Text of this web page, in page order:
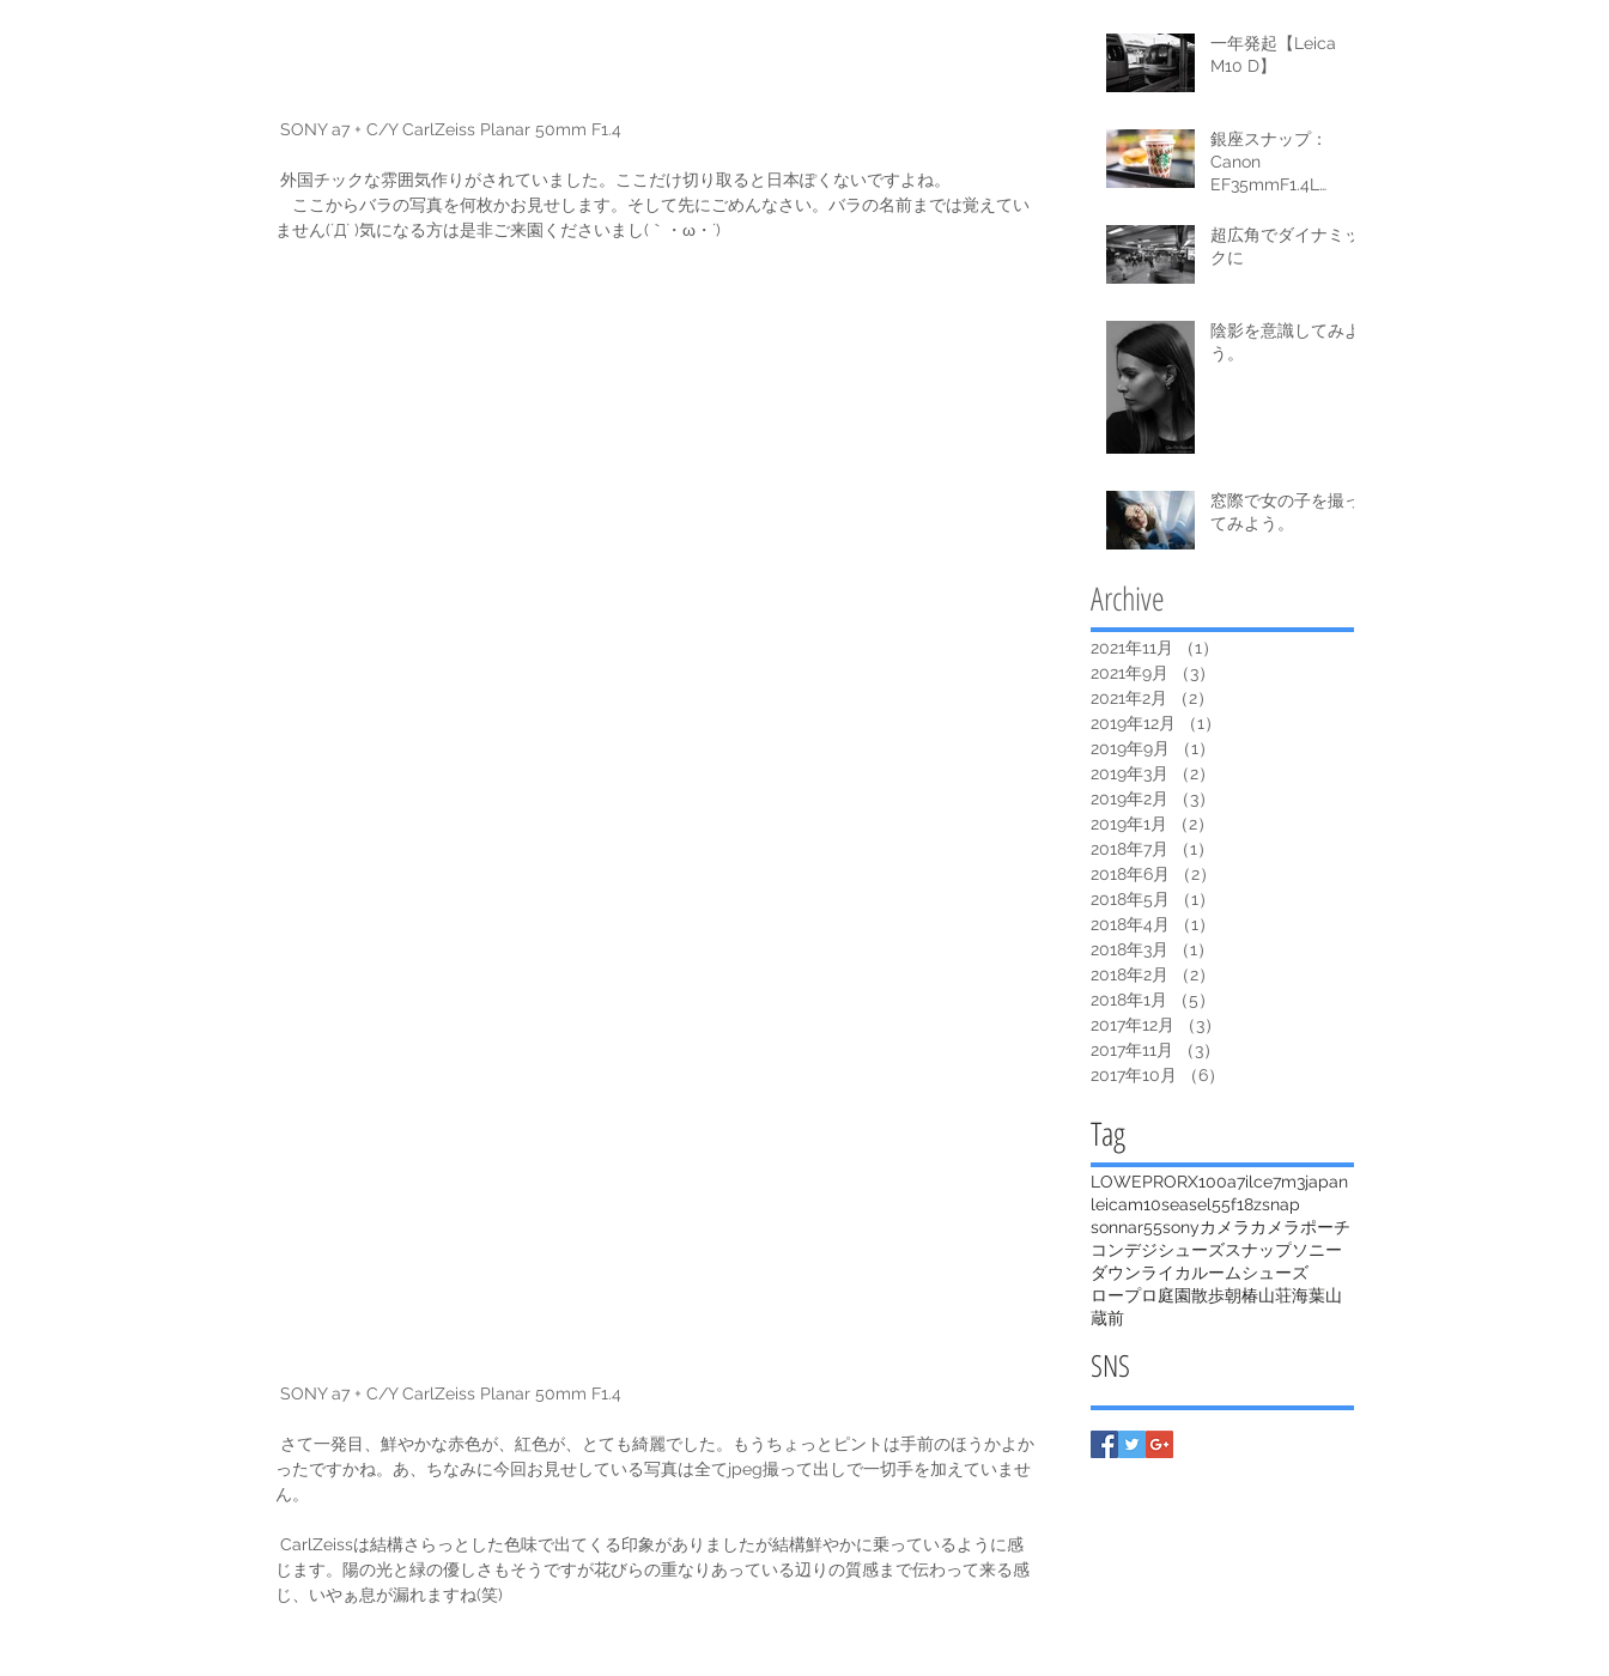
SONY a7 + C/Y CarlZeiss Planar 50mm F1.4
外国チックな雰囲気作りがされていました。ここだけ切り取ると日本ぽくないですよね。
ここからバラの写真を何枚かお見せします。そして先にごめんなさい。バラの名前までは覚えてい
ません(´Д` )気になる方は是非ご来園くださいまし(｀・ω・´)
SONY a7 + C/Y CarlZeiss Planar 50mm F1.4
ったですかね。あ、ちなみに今回お見せしている写真は全てjpeg撮って出しで一切手を加えていませ
ん。
じます。陽の光と緑の優しさもそうですが花びらの重なりあっている辺りの質感まで伝わって来る感
じ、いやぁ息が漏れますね(笑)
一年発起【Leica
M10 D】
銀座スナップ：
Canon
EF35mmF1.4L
超広角でダイナミッ
クに
陰影を意識してみよ
う。
窓際で女の子を撮っ
てみよう。
Archive
2021年11月 （1）
2021年9月
（3）
2021年2月
（2）
2019年12月
（1）
2019年9月
（1）
2019年3月
（2）
2019年2月
（3）
2019年1月
（2）
2018年7月
（1）
2018年6月
（2）
2018年5月
（1）
2018年4月
（1）
2018年3月
（1）
2018年2月
（2）
2018年1月
（5）
2017年12月
（3）
2017年11月
（3）
2017年10月
（6）
​Tag
LOWEPRORX100a7ilce7m3japan
leicam10seasel55f18zsnap
sonnar55sonyカメラカメラポーチ
コンデジシューズスナップソニー
ダウンライカ ルームシューズ
ロープロ庭園散歩朝椿山荘海葉山
蔵前
​SNS